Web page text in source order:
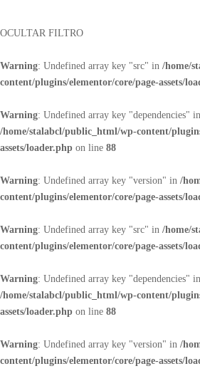
OCULTAR FILTRO
Warning: Undefined array key "src" in /home/
content/plugins/elementor/core/page-assets/
Warning: Undefined array key "dependencies" in
/home/stalabcl/public_html/wp-content/
assets/loader.php on line 88
Warning: Undefined array key "version" in /
content/plugins/elementor/core/page-assets/
Warning: Undefined array key "src" in /home/
content/plugins/elementor/core/page-assets/
Warning: Undefined array key "dependencies" in
/home/stalabcl/public_html/wp-content/
assets/loader.php on line 88
Warning: Undefined array key "version" in /
content/plugins/elementor/core/page-assets/